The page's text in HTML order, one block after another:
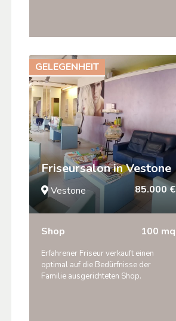
GELEGENHEIT
Friseursalon in Vestone
Vestone 85.000 €
Shop 100 mq
Erfahrener Friseur verkauft einen
optimal auf die Bedürfnisse der
Familie ausgerichteten Shop.